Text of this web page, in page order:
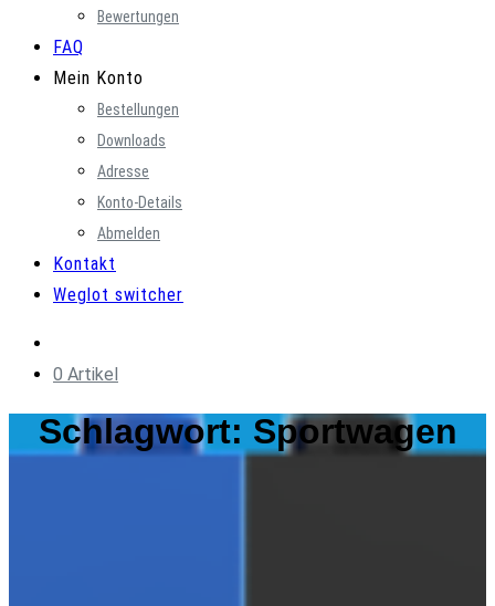
Bewertungen
FAQ
Mein Konto
Bestellungen
Downloads
Adresse
Konto-Details
Abmelden
Kontakt
Weglot switcher
0 Artikel
Schlagwort: Sportwagen